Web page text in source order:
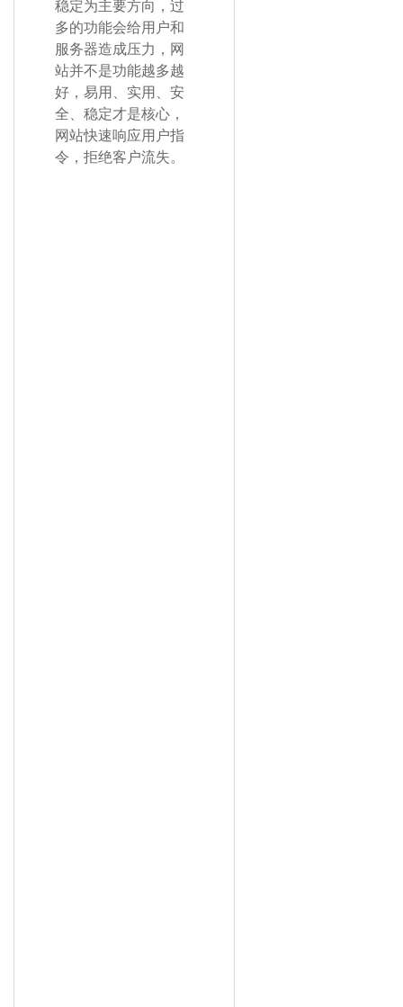
稳定为主要方向，过
多的功能会给用户和
服务器造成压力，网
站并不是功能越多越
好，易用、实用、安
全、稳定才是核心，
网站快速响应用户指
令，拒绝客户流失。